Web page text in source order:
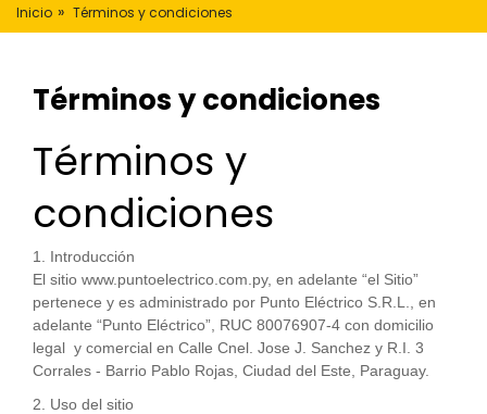
Inicio » Términos y condiciones
Términos y condiciones
Términos y
condiciones
1. Introducción
El sitio www.puntoelectrico.com.py, en adelante “el Sitio”
pertenece y es administrado por Punto Eléctrico S.R.L., en
adelante “Punto Eléctrico”, RUC 80076907-4 con domicilio
legal y comercial en Calle Cnel. Jose J. Sanchez y R.I. 3
Corrales - Barrio Pablo Rojas, Ciudad del Este, Paraguay.
2. Uso del sitio